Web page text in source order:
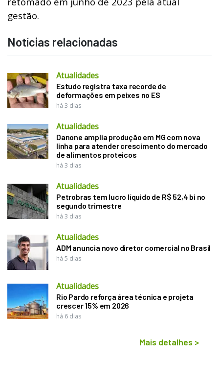
gestão.
Notícias relacionadas
Atualidades
Estudo registra taxa recorde de
deformações em peixes no ES
há 3 dias
Atualidades
Danone amplia produção em MG com nova
linha para atender crescimento do mercado
de alimentos proteicos
há 3 dias
Atualidades
Petrobras tem lucro líquido de R$ 52,4 bi no
segundo trimestre
há 3 dias
Atualidades
ADM anuncia novo diretor comercial no Brasil
há 5 dias
Atualidades
Rio Pardo reforça área técnica e projeta
crescer 15% em 2026
há 6 dias
Mais detalhes >